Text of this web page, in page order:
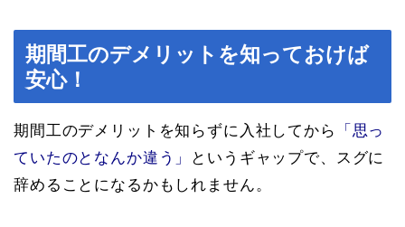
期間工のデメリットを知っておけば
安心！
期間工のデメリットを知らずに入社してから
「思っ
ていたのとなんか違う」
というギャップで、スグに
辞めることになるかもしれません。